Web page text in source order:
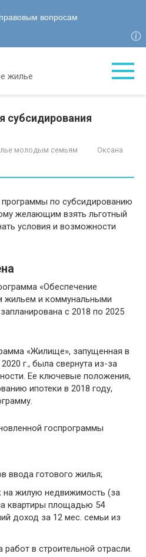
жилье
субсидирования
молодым семьям
Оксана
по субсидированию
желающим взять льготный
условия и возможности
«Обеспечение
и коммунальными
с 2018 по 2025
«Жилище», запущенная в
г., была свернута из-за
Ее ключевые положения,
ипотеки в 2018 году,
госпрограммы
ввода готового жилья;
на жилую недвижимость (за
квартиры площадью 54
доход за 12 мес. семьи из
работ в строительной отрасли.